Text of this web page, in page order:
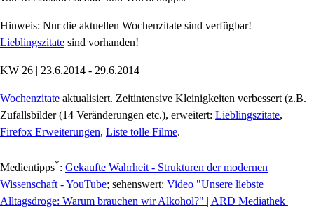
Hinweis: Nur die aktuellen Wochenzitate sind verfügbar!
Lieblingszitate sind vorhanden!
KW 26 | 23.6.2014 - 29.6.2014
Wochenzitate aktualisiert. Zeitintensive Kleinigkeiten verbessert (z.B.
Zufallsbilder (14 Veränderungen etc.), erweitert: Lieblingszitate,
Firefox Erweiterungen, Liste tolle Filme.
Medientipps*: Gekaufte Wahrheit - Strukturen der modernen
Wissenschaft - YouTube; sehenswert: Video "Unsere liebste
Alltagsdroge: Warum brauchen wir Alkohol?" | ARD Mediathek |